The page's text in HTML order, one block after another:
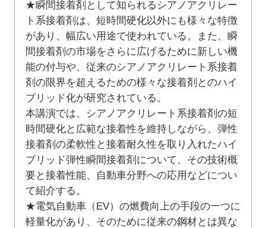
★瞬間接着剤として知られるシアノアクリレー
ト系接着剤は、短時間硬化以外にも様々な特徴
があり、幅広い用途で使われている。また、瞬
間接着剤の市場をさらに広げるために新しい機
能の付与や、従来のシアノアクリレート系接着
剤の限界を超えるための様々な接着剤とのハイ
ブリッド化が研究されている。
本講演では、シアノアクリレート系接着剤の短
時間硬化と広範な接着性を維持しながら、弾性
接着剤の柔軟性と接着耐久性を取り入れたハイ
ブリッド弾性瞬間接着剤について、その技術概
要と接着性能、自動車分野への応用などについ
て紹介する。
★電気自動車（EV）の燃費向上の手段の一つに
軽量化があり、そのために従来の鋼材とは異な